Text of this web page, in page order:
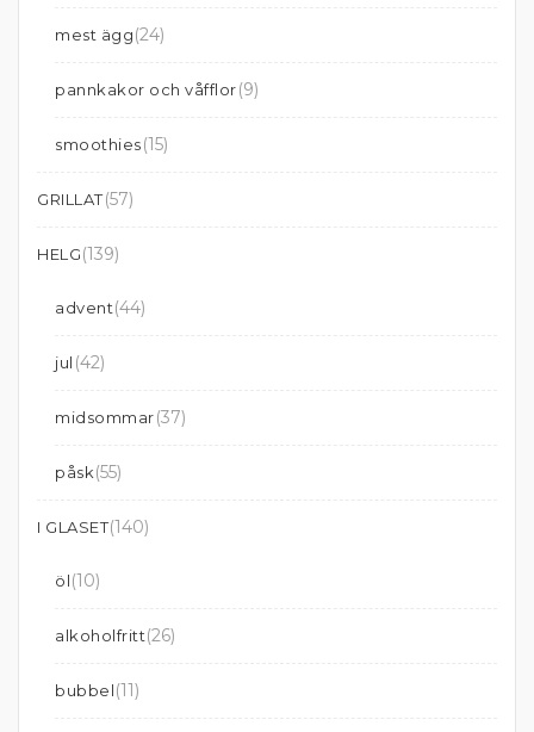
mest ägg(24)
pannkakor och våfflor(9)
smoothies(15)
GRILLAT(57)
HELG(139)
advent(44)
jul (42)
midsommar(37)
påsk(55)
I GLASET(140)
öl(10)
alkoholfritt(26)
bubbel(11)